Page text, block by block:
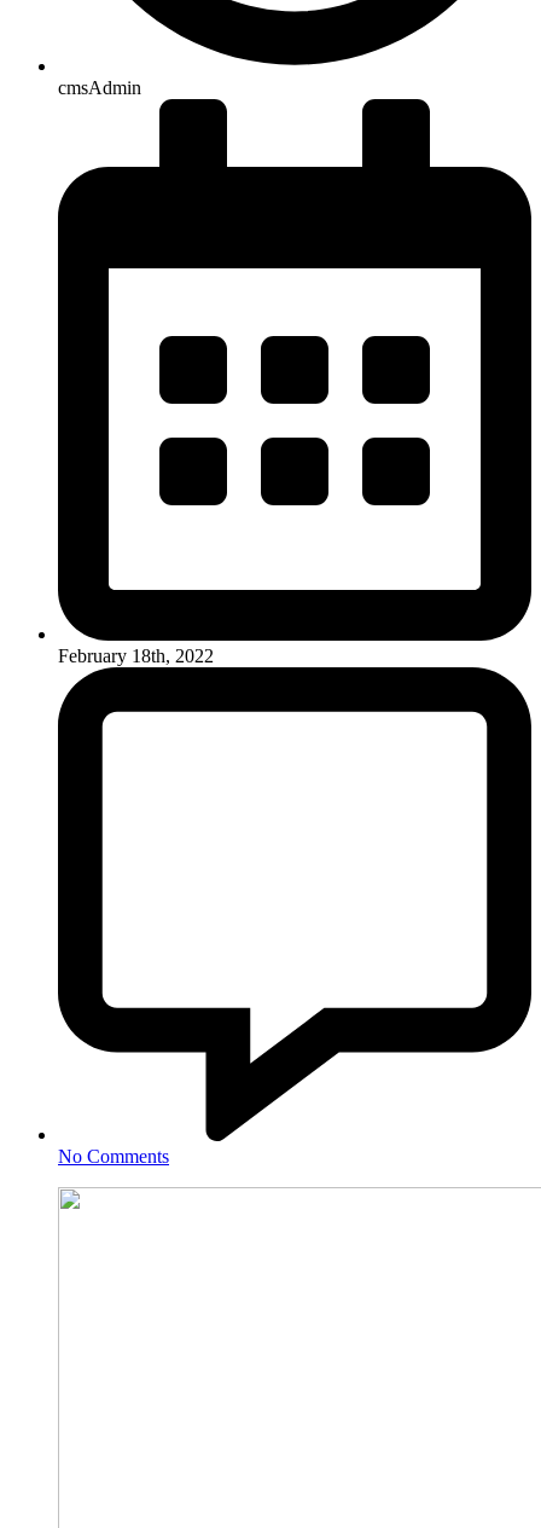
cmsAdmin
February 18th, 2022
No Comments